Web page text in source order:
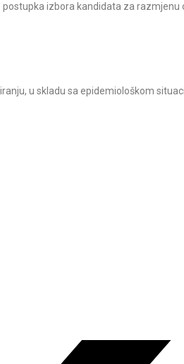
izbora kandidata za razmjenu
u skladu sa epidemiološkom